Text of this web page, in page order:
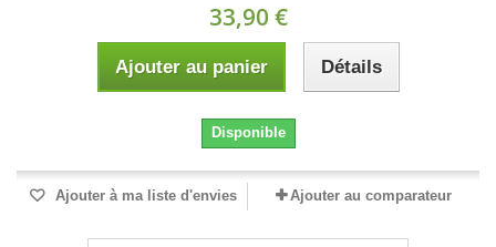
33,90 €
Ajouter au panier Détails
Disponible
Ajouter à ma liste d'envies Ajouter au comparateur